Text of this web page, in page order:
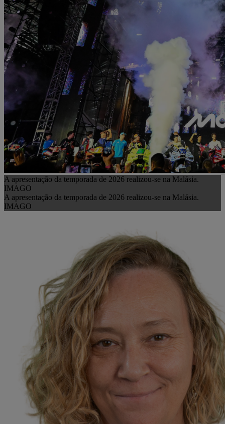
A apresentação da temporada de 2026 realizou-se na Malásia.
IMAGO
A apresentação da temporada de 2026 realizou-se na Malásia.
IMAGO